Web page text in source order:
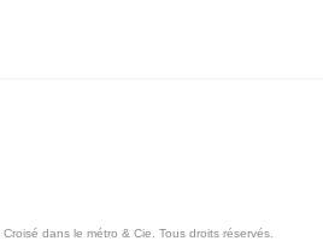
dans le métro & Cie. Tous droits réservés.